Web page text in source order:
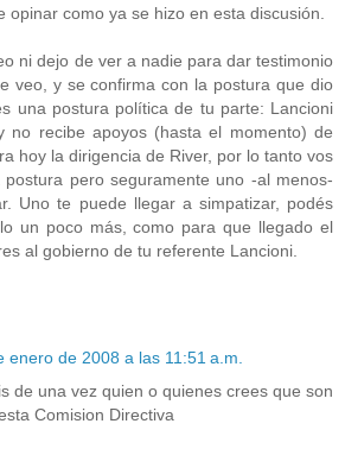
opinar como ya se hizo en esta discusión.
ni dejo de ver a nadie para dar testimonio
veo, y se confirma con la postura que dio
una postura política de tu parte: Lancioni
no recibe apoyos (hasta el momento) de
hoy la dirigencia de River, por lo tanto vos
pero seguramente uno -al menos-
Uno te puede llegar a simpatizar, podés
un poco más, como para que llegado el
al gobierno de tu referente Lancioni.
enero de 2008 a las 11:51 a.m.
de una vez quien o quienes crees que son
Comision Directiva